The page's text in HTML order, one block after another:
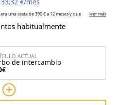
habitualmente
ACTUAL
de intercambio
€